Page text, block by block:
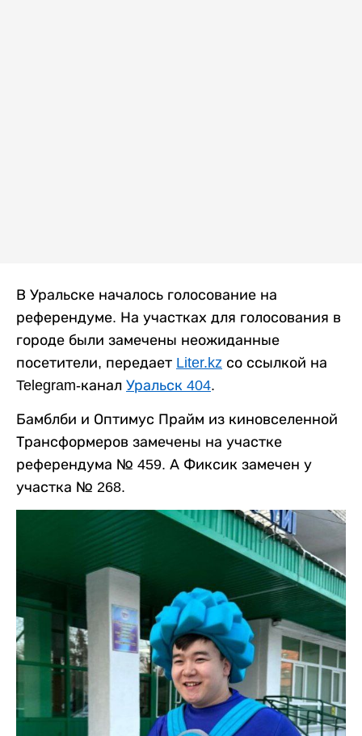
В Уральске началось голосование на
референдуме. На участках для голосования в
городе были замечены неожиданные
посетители, передает Liter.kz со ссылкой на
Telegram-канал Уральск 404.
Бамблби и Оптимус Прайм из киновселенной
Трансформеров замечены на участке
референдума № 459. А Фиксик замечен у
участка № 268.